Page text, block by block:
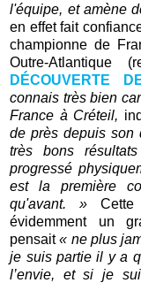
l'équipe, et amène
en effet fait
championne de
Outre-Atlantique
DÉCOUVERTE
connais très bien
France à Créteil,
de près depuis son
très bons
progressé
est la première
qu'avant. »
évidemment un
pensait« ne plus
je suis partie il y a
l’envie, et si je